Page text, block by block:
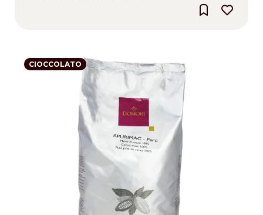
CIOCCOLATO